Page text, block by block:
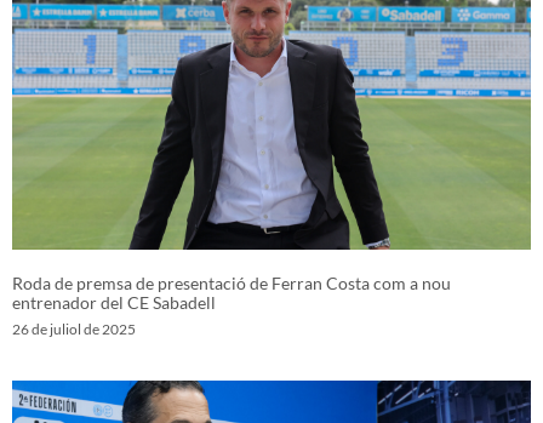
Roda de premsa de presentació de Ferran Costa com a nou
entrenador del CE Sabadell
26 de juliol de 2025